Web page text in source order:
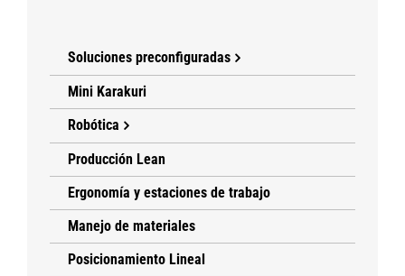
Soluciones preconfiguradas
Mini Karakuri
Robótica
Producción Lean
Ergonomía y estaciones de trabajo
Manejo de materiales
Posicionamiento Lineal